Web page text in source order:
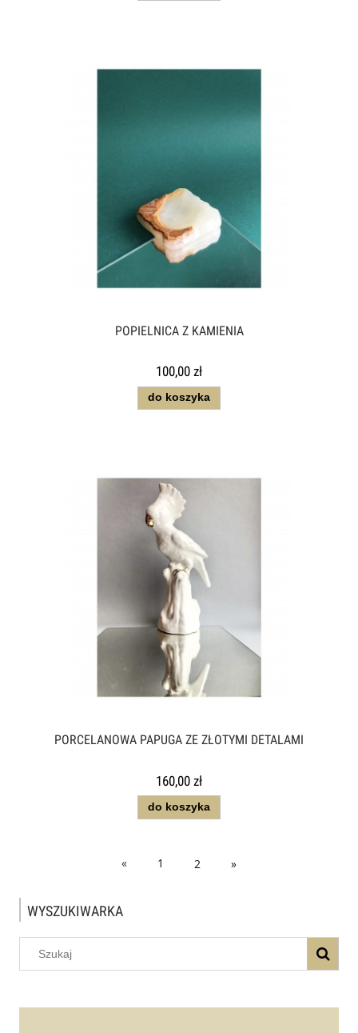
POPIELNICA Z KAMIENIA
100,00 zł
do koszyka
PORCELANOWA PAPUGA ZE ZŁOTYMI DETALAMI
160,00 zł
do koszyka
« 1 2 »
WYSZUKIWARKA